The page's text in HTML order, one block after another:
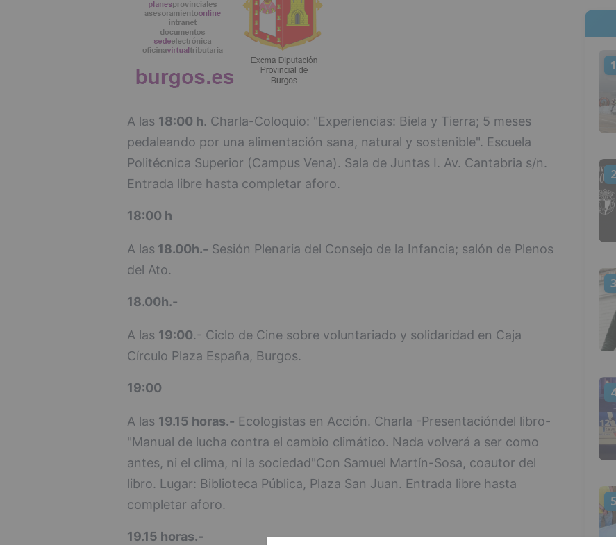
A las 18:00 h. Charla-Coloquio: "Experiencias: Biela y Tierra; 5 meses
pedaleando por una alimentación sana, natural y sostenible". Escuela
Politécnica Superior (Campus Vena). Sala de Juntas I. Av. Cantabria s/n.
Entrada libre hasta completar aforo.
18:00 h
A las 18.00h.- Sesión Plenaria del Consejo de la Infancia; salón de Plenos
del Ato.
18.00h.-
A las 19:00.- Ciclo de Cine sobre voluntariado y solidaridad en Caja
Círculo Plaza España, Burgos.
19:00
A las 19.15 horas.- Ecologistas en Acción. Charla -Presentacióndel libro-
"Manual de lucha contra el cambio climático. Nada volverá a ser como
antes, ni el clima, ni la sociedad"Con Samuel Martín-Sosa, coautor del
libro. Lugar: Biblioteca Pública, Plaza San Juan. Entrada libre hasta
completar aforo.
19.15 horas.-
1
2
3
4
5